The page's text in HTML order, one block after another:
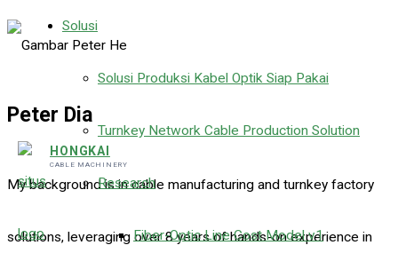
HONGKAI
CABLE MACHINERY
Solusi
Solusi Produksi Kabel Optik Siap Pakai
Turnkey Network Cable Production Solution
Research
Fiber-Optic Line Cost Model v1
Peter Dia
My background is in cable manufacturing and turnkey factory
solutions, leveraging over 8 years of hands-on experience in